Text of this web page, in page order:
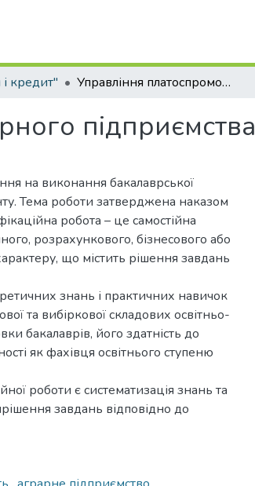
кредит" Управління платоспроможністю аграрного підприємства
підприємства
на виконання бакалаврської
Тема роботи затверджена наказом
робота – це самостійна
розрахункового, бізнесового або
що містить рішення завдань
знань і практичних навичок
та вибіркової складових освітньо-
бакалаврів, його здатність до
як фахівця освітнього ступеню
роботи є систематизація знань та
завдань відповідно до